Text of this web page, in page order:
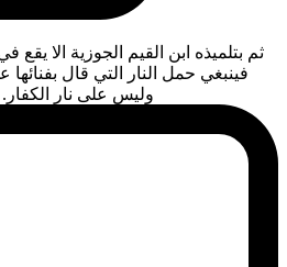
ثم بتلميذه ابن القيم الجوزية الا
فينبغي حمل النار التي قال
وليس على نار